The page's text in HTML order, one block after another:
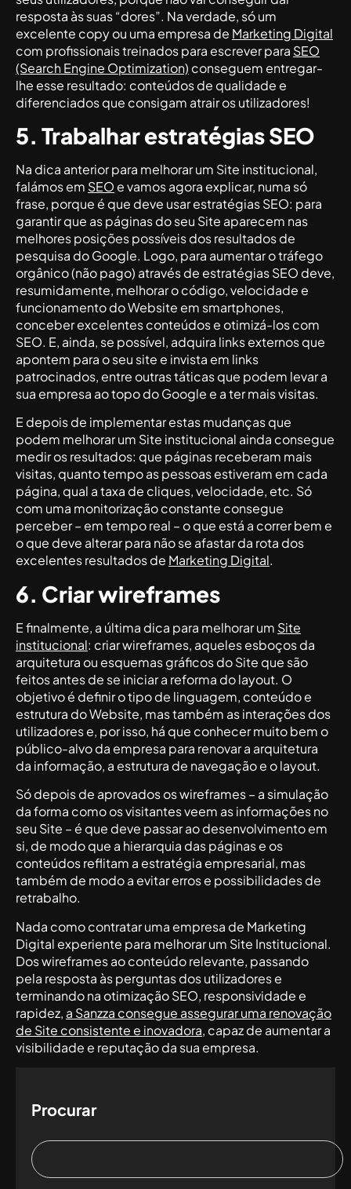
resposta às suas “dores”. Na verdade, só um
excelente copy ou uma empresa de Marketing Digital
com profissionais treinados para escrever para SEO
(Search Engine Optimization) conseguem entregar-
lhe esse resultado: conteúdos de qualidade e
diferenciados que consigam atrair os utilizadores!
5. Trabalhar estratégias SEO
Na dica anterior para melhorar um Site institucional,
falámos em SEO e vamos agora explicar, numa só
frase, porque é que deve usar estratégias SEO: para
garantir que as páginas do seu Site aparecem nas
melhores posições possíveis dos resultados de
pesquisa do Google. Logo, para aumentar o tráfego
orgânico (não pago) através de estratégias SEO deve,
resumidamente, melhorar o código, velocidade e
funcionamento do Website em smartphones,
conceber excelentes conteúdos e otimizá-los com
SEO. E, ainda, se possível, adquira links externos que
apontem para o seu site e invista em links
patrocinados, entre outras táticas que podem levar a
sua empresa ao topo do Google e a ter mais visitas.
E depois de implementar estas mudanças que
podem melhorar um Site institucional ainda consegue
medir os resultados: que páginas receberam mais
visitas, quanto tempo as pessoas estiveram em cada
página, qual a taxa de cliques, velocidade, etc. Só
com uma monitorização constante consegue
perceber – em tempo real – o que está a correr bem e
o que deve alterar para não se afastar da rota dos
excelentes resultados de Marketing Digital.
6. Criar wireframes
E finalmente, a última dica para melhorar um Site
institucional: criar wireframes, aqueles esboços da
arquitetura ou esquemas gráficos do Site que são
feitos antes de se iniciar a reforma do layout. O
objetivo é definir o tipo de linguagem, conteúdo e
estrutura do Website, mas também as interações dos
utilizadores e, por isso, há que conhecer muito bem o
público-alvo da empresa para renovar a arquitetura
da informação, a estrutura de navegação e o layout.
Só depois de aprovados os wireframes – a simulação
da forma como os visitantes veem as informações no
seu Site – é que deve passar ao desenvolvimento em
si, de modo que a hierarquia das páginas e os
conteúdos reflitam a estratégia empresarial, mas
também de modo a evitar erros e possibilidades de
retrabalho.
Nada como contratar uma empresa de Marketing
Digital experiente para melhorar um Site Institucional.
Dos wireframes ao conteúdo relevante, passando
pela resposta às perguntas dos utilizadores e
terminando na otimização SEO, responsividade e
rapidez, a Sanzza consegue assegurar uma renovação
de Site consistente e inovadora, capaz de aumentar a
visibilidade e reputação da sua empresa.
Procurar